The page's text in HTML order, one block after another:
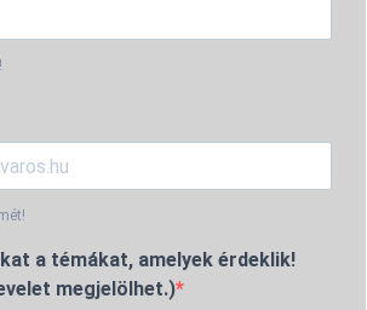
a témákat, amelyek érdeklik!
megjelölhet.)